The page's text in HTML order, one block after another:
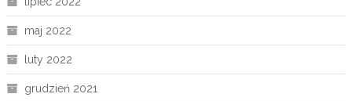
maj 2022
luty 2022
grudzień 2021